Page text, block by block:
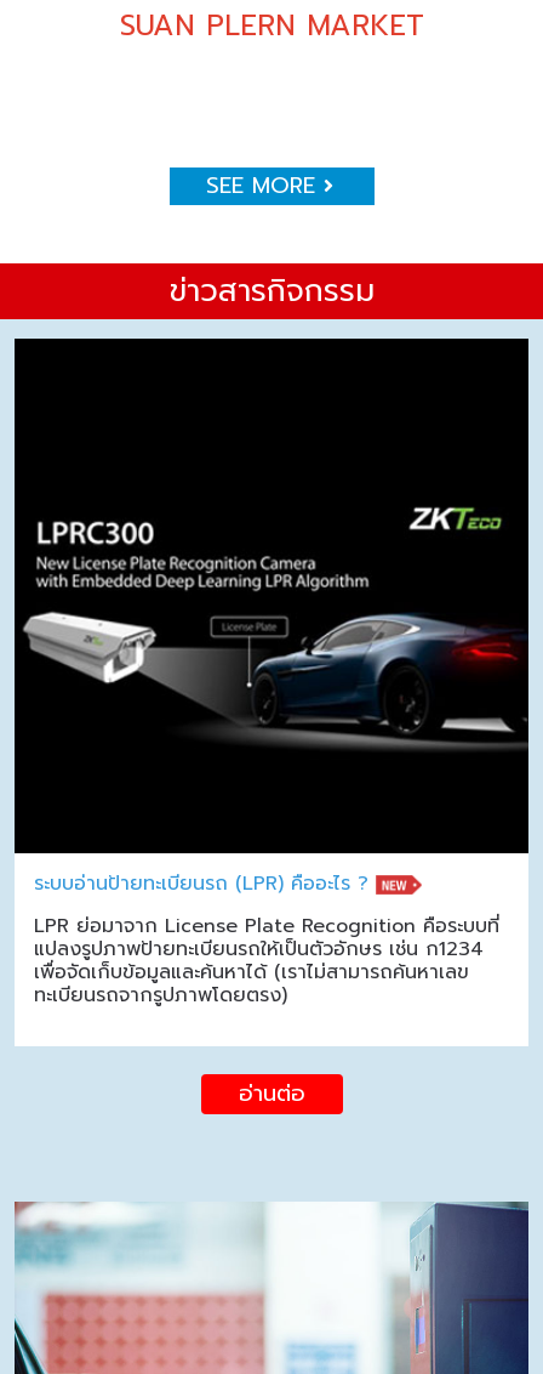
SUAN PLERN MARKET
SEE MORE
ข่าวสารกิจกรรม
ระบบอ่านป้ายทะเบียนรถ (LPR) คืออะไร ?
LPR ย่อมาจาก License Plate Recognition คือระบบที่
แปลงรูปภาพป้ายทะเบียนรถให้เป็นตัวอักษร เช่น ก1234
เพื่อจัดเก็บข้อมูลและค้นหาได้ (เราไม่สามารถค้นหาเลข
ทะเบียนรถจากรูปภาพโดยตรง)
อ่านต่อ